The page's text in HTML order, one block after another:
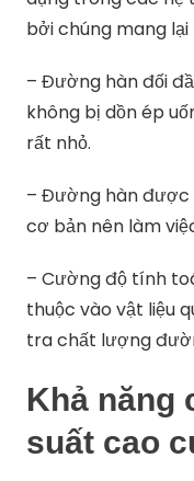
bởi chúng mang lại
– Đường hàn đối
không bị dồn ép
rất nhỏ.
– Đường hàn được
cơ bản nên làm
– Cường độ tính
thuộc vào vật liệu
tra chất lượng
Khả năng
suất cao